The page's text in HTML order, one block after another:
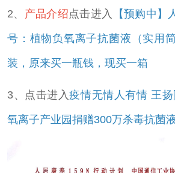
2、 产品介绍点击进入 【预购中】
号：植物负氧离子抗菌液（实用
装，原来买一瓶钱，现买一箱
3、点击进入疫情无情人有情 王
氧离子产业园捐赠300万杀毒抗菌